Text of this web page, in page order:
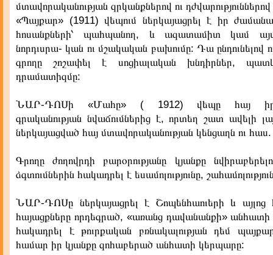
մտավորականության զրկանքներով ու դժվարություններով
«Պայքար» (1911) վեպում ներկայացրել է իր
հոսանքների՝ պահպանող, և ազատամիտ կամ
նորդւսրա- կան ու մշակական բախումը: Դա ընդունելով
գրողը շոշափել է սոցիալական խնդիրներ,
դրամատիզմը:
ՆԱՐ-ԴՈՍի «Մահը» ( 1912) վեպը հայ
գրականության նվաճումներից է, որտեղ շատ ավելի
ներկայացված հայ մտավորականության կենցաղն ու
Գրողը ժողովրդի բարօրությանը կյանքը
ձգտումներին հակադրել է եսամոլությունը,
ՆԱՐ-ԴՈՍը ներկայացրել է Շոպենհաուերի և այլոց
հայացքները որդեգրած, «առանց դավանանքի» անհատի
հակադրել է թուրքական բռնակալության դեմ
համար իր կյանքը զոհաբերած անհատի կերպարը: